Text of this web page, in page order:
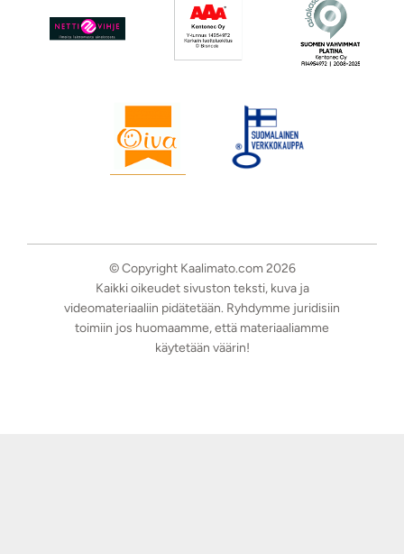
© Copyright Kaalimato.com 2026
Kaikki oikeudet sivuston teksti, kuva ja
videomateriaaliin pidätetään. Ryhdymme juridisiin
toimiin jos huomaamme, että materiaaliamme
käytetään väärin!